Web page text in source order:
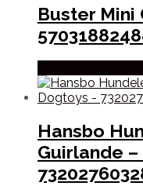
Buster Mini
Hansbo
Guirlande